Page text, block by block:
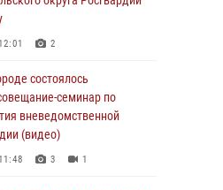
2
состоялось
семинар по
вневедомственной
(видео)
3 1